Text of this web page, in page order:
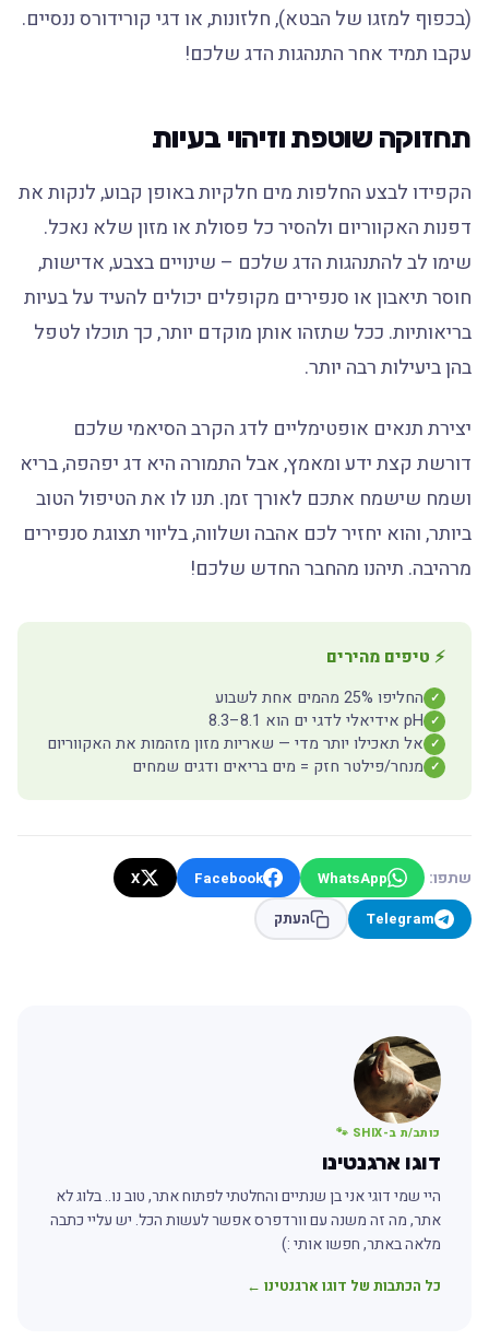
(בכפוף למזגו של הבטא), חלזונות, או דגי קורידורס ננסיים.
עקבו תמיד אחר התנהגות הדג שלכם!
תחזוקה שוטפת וזיהוי בעיות
הקפידו לבצע החלפות מים חלקיות באופן קבוע, לנקות את
דפנות האקווריום ולהסיר כל פסולת או מזון שלא נאכל.
שימו לב להתנהגות הדג שלכם – שינויים בצבע, אדישות,
חוסר תיאבון או סנפירים מקופלים יכולים להעיד על בעיות
בריאותיות. ככל שתזהו אותן מוקדם יותר, כך תוכלו לטפל
בהן ביעילות רבה יותר.
יצירת תנאים אופטימליים לדג הקרב הסיאמי שלכם
דורשת קצת ידע ומאמץ, אבל התמורה היא דג יפהפה, בריא
ושמח שישמח אתכם לאורך זמן. תנו לו את הטיפול הטוב
ביותר, והוא יחזיר לכם אהבה ושלווה, בליווי תצוגת סנפירים
מרהיבה. תיהנו מהחבר החדש שלכם!
⚡ טיפים מהירים
✓ החליפו 25% מהמים אחת לשבוע
✓ pH אידיאלי לדגי ים הוא 8.1–8.3
✓ אל תאכילו יותר מדי — שאריות מזון מזהמות את האקווריום
✓ מנחר/פילטר חזק = מים בריאים ודגים שמחים
שתפו: WhatsApp
Facebook
X
Telegram
העתק
כותב/ת ב-SHIX 🐾
דוגו ארגנטינו
היי שמי דוגי אני בן שנתיים והחלטתי לפתוח אתר, טוב נו.. בלוג לא
אתר, מה זה משנה עם וורדפרס אפשר לעשות הכל. יש עליי כתבה
מלאה באתר, חפשו אותי :)
כל הכתבות של דוגו ארגנטינו ←